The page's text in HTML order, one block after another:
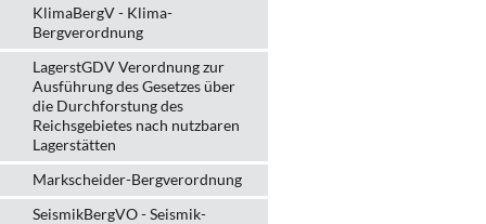
KlimaBergV - Klima-
Bergverordnung
LagerstGDV Verordnung zur
Ausführung des Gesetzes über
die Durchforstung des
Reichsgebietes nach nutzbaren
Lagerstätten
Markscheider-Bergverordnung
SeismikBergVO - Seismik-